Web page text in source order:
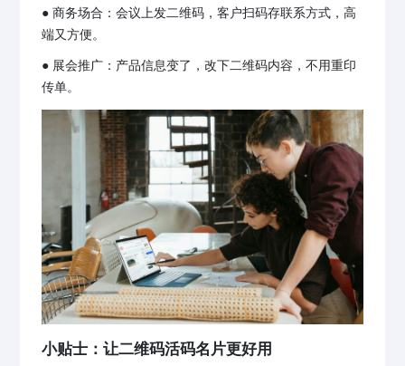
● 商务场合：会议上发二维码，客户扫码存联系方式，高
端又方便。
● 展会推广：产品信息变了，改下二维码内容，不用重印
传单。
小贴士：让二维码活码名片更好用